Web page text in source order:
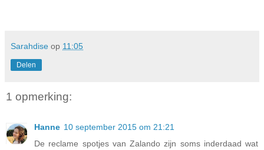
Sarahdise op 11:05
Delen
1 opmerking:
Hanne 10 september 2015 om 21:21
De reclame spotjes van Zalando zijn soms inderdaad wat